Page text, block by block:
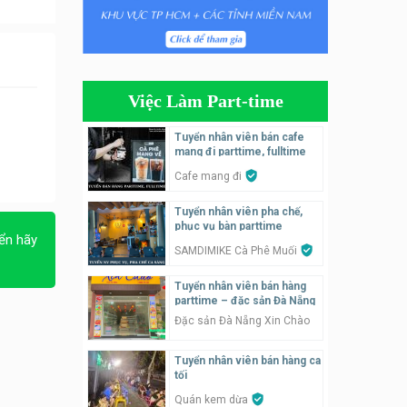
hãy
Tuyển nhân viên phụ quán ăn
– hỗ trợ ăn ở
parttime
GÀ GÔ FASTFOOD
parttime
Tuyển nhân viên pha chế
tiệm trà sữa
TRÀ SỮA THÁI LAN
Tuyển nhân viên tư vấn bán
hàng tiệm bánh ngọt
Tiệm bánh ngọt
Việc Làm Part-time
Tuyển nhân viên bán cafe
mang đi parttime, fulltime
Cafe mang đi
Tuyển nhân viên pha chế,
phục vụ bàn parttime
SAMDIMIKE Cà Phê Muối
Tuyển nhân viên bán hàng
parttime – đặc sản Đà Nẵng
Đặc sản Đà Nẵng Xin Chào
Tuyển nhân viên bán hàng ca
tối
Quán kem dừa